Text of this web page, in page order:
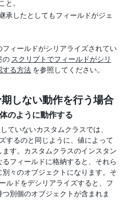
と。
承したとしてもフィールドがジェ
ィールドがシリアライズされてい
の スクリプトでフィールドがシリ
する方法 を参照してください。
しない動作を行う場合
のように動作する
ていないカスタムクラスでは、
するのと同じように、値によって
す。カスタムクラスのインスタン
フィールドに格納すると、それら
々のオブジェクトになります。そ
ルドをデシリアライズすると、フ
別個のオブジェクトが含まれま